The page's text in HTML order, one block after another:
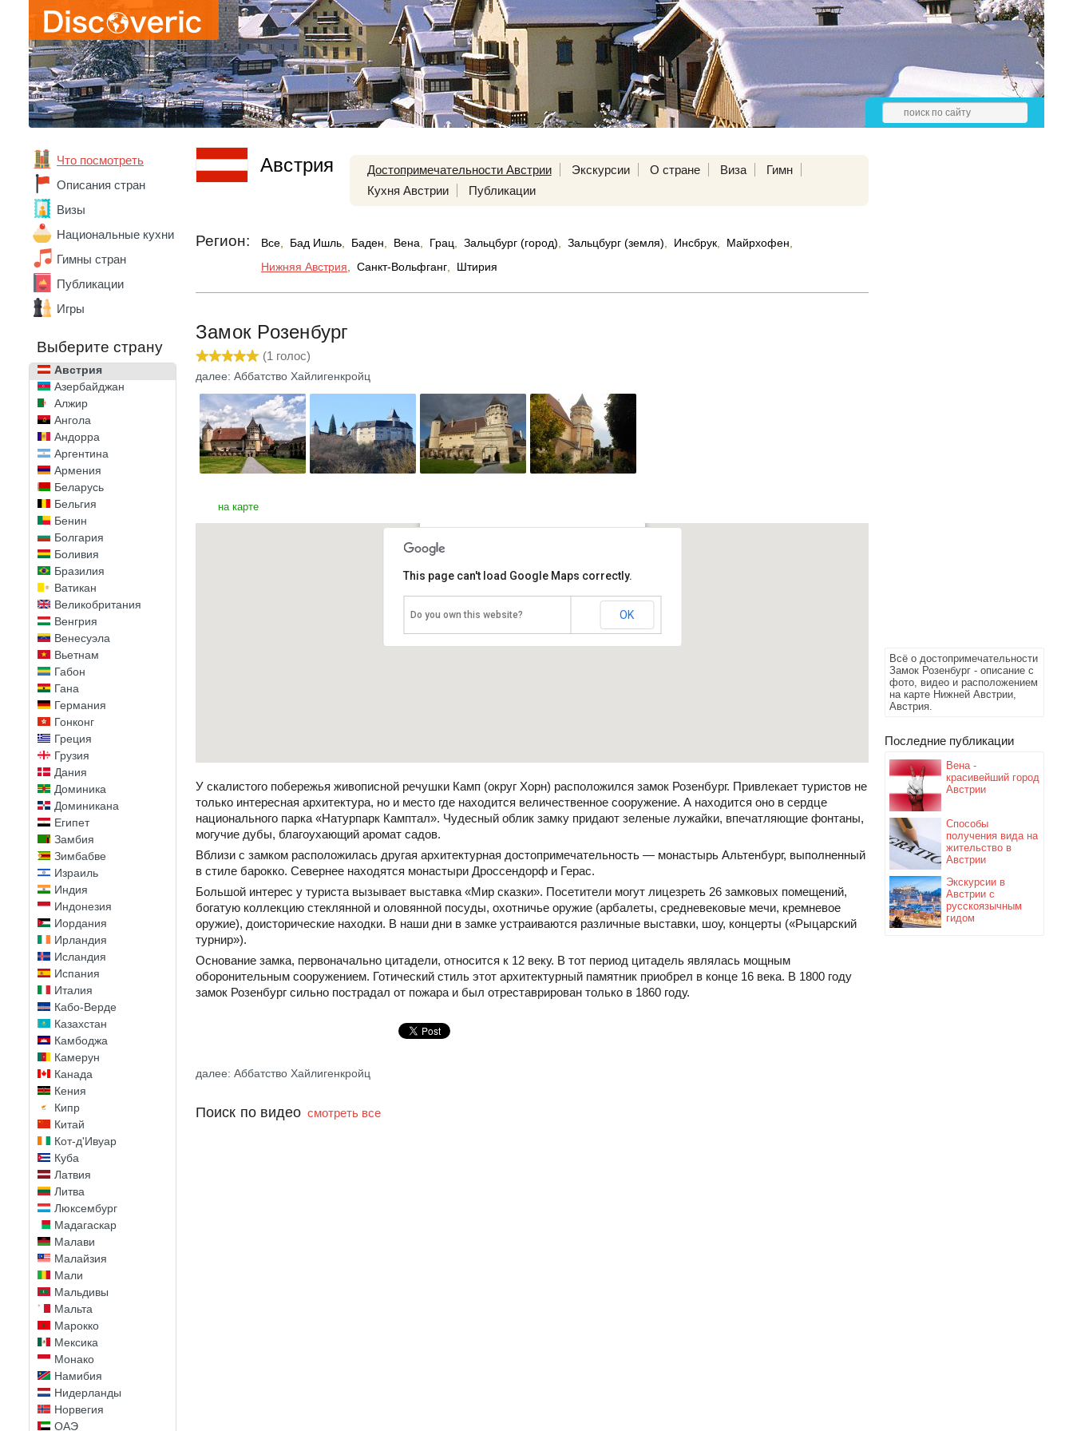
Что посмотреть
Описания стран
Визы
Национальные кухни
Гимны стран
Публикации
Игры
Выберите страну
Австралия
Австрия
Азербайджан
Алжир
Ангола
Андорра
Аргентина
Армения
Беларусь
Бельгия
Бенин
Болгария
Боливия
Бразилия
Ватикан
Великобритания
Венгрия
Венесуэла
Вьетнам
Габон
Гана
Германия
Гонконг
Греция
Грузия
Дания
Доминика
Доминикана
Египет
Замбия
Зимбабве
Израиль
Индия
Индонезия
Иордания
Ирландия
Исландия
Испания
Италия
Кабо-Верде
Казахстан
Камбоджа
Камерун
Канада
Кения
Кипр
Китай
Кот-д'Ивуар
Куба
Латвия
Литва
Люксембург
Мадагаскар
Малави
Малайзия
Мали
Мальдивы
Мальта
Марокко
Мексика
Монако
Намибия
Нидерланды
Норвегия
ОАЭ
Всё о достопримечательности
Замок Розенбург - описание с
фото, видео и расположением
на карте Нижней Австрии,
Австрия.
Последние публикации
Вена -
красивейший город
Австрии
Способы
получения вида на
жительство в
Австрии
Экскурсии в
Австрии с
русскоязычным
гидом
Австрия Достопримечательности Австрии Экскурсии О стране Виза
Гимн
Кухня Австрии
Публикации
Регион: Все Бад Ишль Баден Вена Грац Зальцбург (город) Зальцбург (земля) Инсбрук Майрхофен
Нижняя Австрия
Санкт-Вольфганг Штирия
Замок Розенбург
(1 голос)
далее: Аббатство Хайлигенкройц
на карте
Австрия, Нижняя Австрия
This page can't load Google Maps correctly.
Do you own this website? OK
У скалистого побережья живописной речушки Камп (округ Хорн) расположился замок Розенбург. Привлекает туристов не
только интересная архитектура, но и место где находится величественное сооружение. А находится оно в сердце
национального парка «Натурпарк Камптал». Чудесный облик замку придают зеленые лужайки, впечатляющие фонтаны,
могучие дубы, благоухающий аромат садов.
Вблизи с замком расположилась другая архитектурная достопримечательность — монастырь Альтенбург, выполненный
в стиле барокко. Севернее находятся монастыри Дроссендорф и Герас.
Большой интерес у туриста вызывает выставка «Мир сказки». Посетители могут лицезреть 26 замковых помещений,
богатую коллекцию стеклянной и оловянной посуды, охотничье оружие (арбалеты, средневековые мечи, кремневое
оружие), доисторические находки. В наши дни в замке устраиваются различные выставки, шоу, концерты («Рыцарский
турнир»).
Основание замка, первоначально цитадели, относится к 12 веку. В тот период цитадель являлась мощным
оборонительным сооружением. Готический стиль этот архитектурный памятник приобрел в конце 16 века. В 1800 году
замок Розенбург сильно пострадал от пожара и был отреставрирован только в 1860 году.
далее: Аббатство Хайлигенкройц
Поиск по видео смотреть все